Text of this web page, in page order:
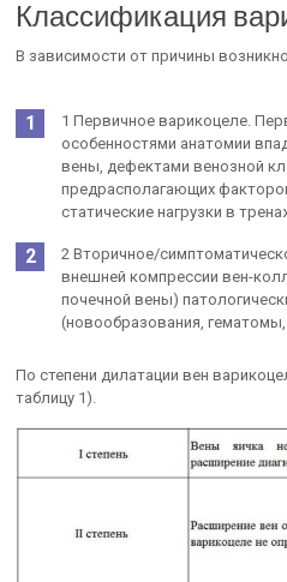
Классификация
В зависимости от причины
1 Первичное варикоцеле.
особенностями анатомии
вены, дефектами венозной
предрасполагающих
статические нагрузки в
2 Вторичное/
внешней компрессии вен-
почечной вены)
(новообразования,
По степени дилатации вен
таблицу 1).